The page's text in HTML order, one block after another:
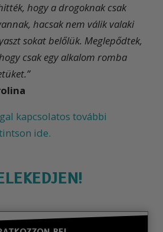
hogy a drogoknak csak
hacsak nem válik valaki
sokat belőlük. Meglepődtek,
csak egy alkalom romba
kapcsolatos további
ide.